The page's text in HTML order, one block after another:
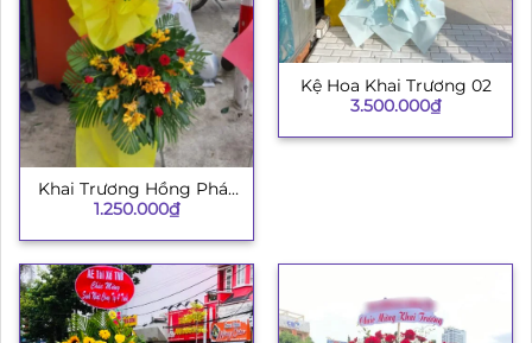
Khai Trương Hồng Phát
H008
1.250.000₫
Kệ Hoa Khai Trương 02
3.500.000₫